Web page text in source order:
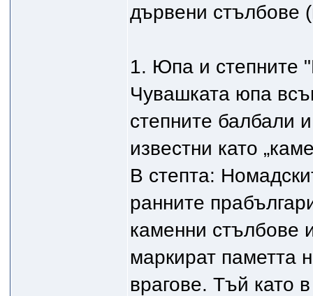
дървени стълбове
1. Юпа и степните
Чувашката юпа
степните балбали
известни като
В степта:
ранните
каменни стълбове
маркират паметта
врагове. Тъй като